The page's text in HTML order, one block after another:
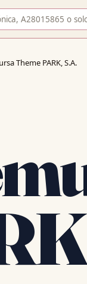
empresa por
Theme PARK, S.A.